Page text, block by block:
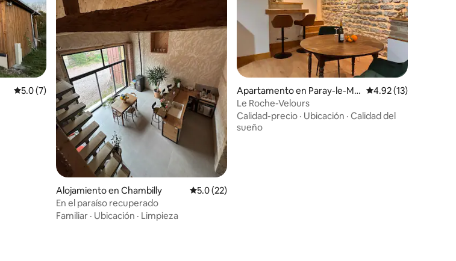
Calificación promedio: 5.0 de 5, 7 reseñas
5.0 (7)
Alojamiento en Chambilly Calificación promedio: 5.0 de 5, 22 reseñas
5.0 (22)
En el paraíso recuperado
Familiar · Ubicación · Limpieza
Apartamento en Paray-le-Mo
nial
Calificación
4.92 (13)
Le Roche-Velours
Calidad-precio · Ubicación · Calidad del
sueño